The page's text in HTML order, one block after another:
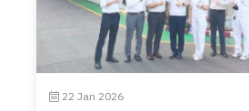
22 Jan 2026